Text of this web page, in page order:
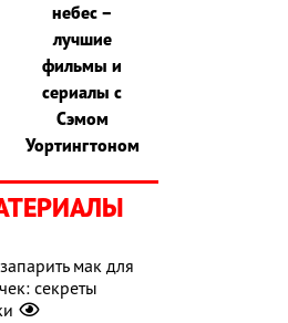
небес –
лучшие
фильмы и
сериалы с
Сэмом
Уортингтоном
мак для
секреты